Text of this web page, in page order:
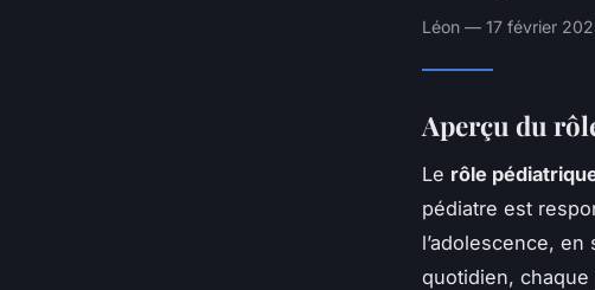
Léon — 17 février
Aperçu du
Le rôle
pédiatre est
l’adolescence,
quotidien, chaque